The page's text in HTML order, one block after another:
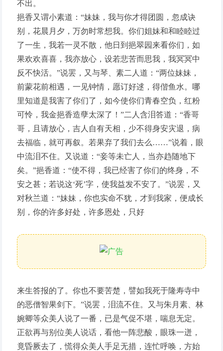
不出。
挹香又谓小素道：“妹妹，我与你才得团圆，忽成诀
别，花晨月夕，万勿时常想我。你们姐妹和和睦睦过
了一生，我若一灵不散，他日到挹翠园来看你们，如
果欢欢喜喜，我亦放心，设若悲苦而思我，我冥冥中
反不快活。”说罢，又与琴、素二人道：“两位妹妹，
前蒙花前相遇，一见钟情，愿订好逑，得偕鱼水。哪
里知道是我害了你们了，如今使你们青春空负，红粉
可怜，我金挹香造孽太深了！”二人含泪答道：“香哥
哥，且请放心，吉人自有天相，少不得身安灾退，病
去福临，就可再叙。若果弃了我们去么……”说着，眼
中流泪不住。又说道：“妾等未亡人，当亦趋随地下
矣。”挹香道：“使不得，我已经害了你们的终身，不
安之甚；若说这‘死’字，使我益发不安了。”说罢，又
对秋兰道：“妹妹，你也实命不犹，才到我家，便成长
别，你的许多好处，许多恩处，只好
来生答报的了。你也不要苦楚，譬如我死于隆寿寺中
的恶僧智果剑下。”说罢，泪流不住。又与朱月素、林
婉卿等众美人说了一番，已是气促不堪，喘息无定。
正欲再与别位美人说话，看他一阵悲酸，眼珠一迸，
竟昏厥去了，慌得众美人手足无措，连忙呼唤，方始